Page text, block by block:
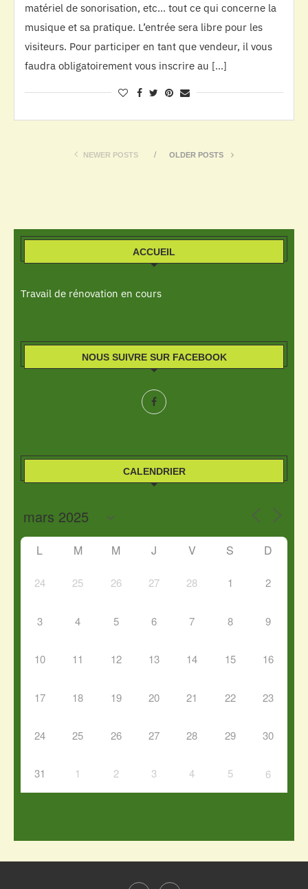
matériel de sonorisation, etc… tout ce qui concerne la
musique et sa pratique. L’entrée sera libre pour les
visiteurs. Pour participer en tant que vendeur, il vous
faudra obligatoirement vous inscrire au […]
NEWER POSTS OLDER POSTS
ACCUEIL
Travail de rénovation en cours
NOUS SUIVRE SUR FACEBOOK
CALENDRIER
L M M J V S D
24 25 26 27 28 1 2
3 4 5 6 7 8 9
10 11 12 13 14 15 16
17 18 19 20 21 22 23
24 25 26 27 28 29 30
31 1 2 3 4 5 6